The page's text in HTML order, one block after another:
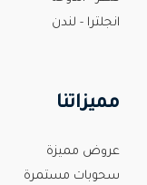
انجلترا - لندن
مميزاتنا
عروض مميزة
سحوبات مستمرة